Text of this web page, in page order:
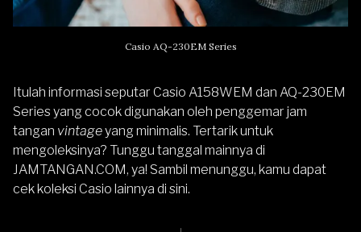
Casio AQ-230EM Series
Itulah informasi seputar Casio A158WEM dan AQ-230EM
Series yang cocok digunakan oleh penggemar jam
tangan vintageyang minimalis. Tertarik untuk
mengoleksinya? Tunggu tanggal mainnya di
JAMTANGAN.COM, ya! Sambil menunggu, kamu dapat
cek koleksi Casio lainnya di sini.